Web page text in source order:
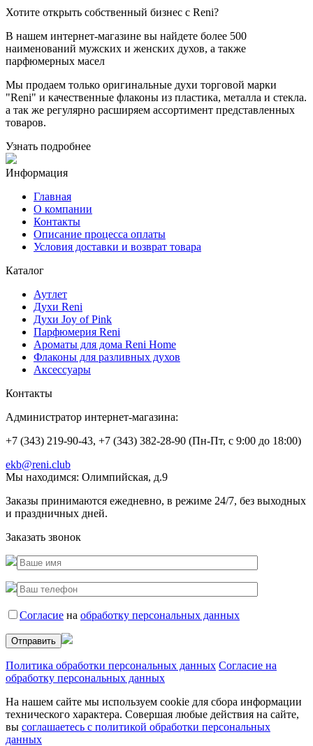
Хотите открыть собственный бизнес с Reni?
В нашем интернет-магазине вы найдете более 500
наименований мужских и женских духов, а также
парфюмерных масел
Мы продаем только оригинальные духи торговой марки
"Reni" и качественные флаконы из пластика, металла и стекла.
а так же регулярно расширяем ассортимент представленных
товаров.
Узнать подробнее
Информация
Главная
О компании
Контакты
Описание процесса оплаты
Условия доставки и возврат товара
Каталог
Аутлет
Духи Reni
Духи Joy of Pink
Парфюмерия Reni
Ароматы для дома Reni Home
Флаконы для разливных духов
Аксессуары
Контакты
Администратор интернет-магазина:
+7 (343) 219-90-43, +7 (343) 382-28-90 (Пн-Пт, с 9:00 до 18:00)
ekb@reni.club
Мы находимся: Олимпийская, д.9
Заказы принимаются ежедневно, в режиме 24/7, без выходных
и праздничных дней.
Заказать звонок
Согласие на обработку персональных данных
Политика обработки персональных данных Согласие на
обработку персональных данных
На нашем сайте мы используем cookie для сбора информации
технического характера. Совершая любые действия на сайте,
вы соглашаетесь с политикой обработки персональных
данных